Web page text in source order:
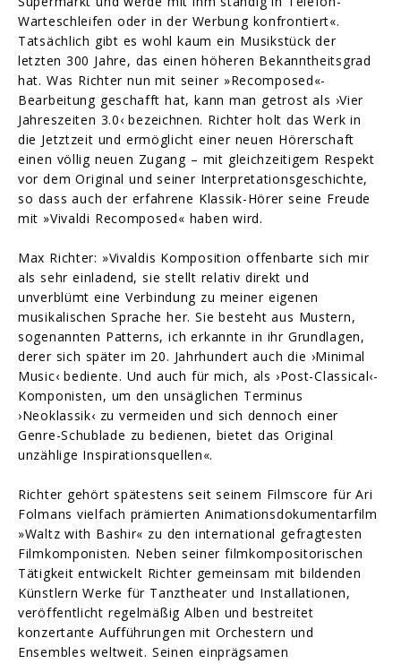
Warteschleifen oder in der Werbung konfrontiert«.
Tatsächlich gibt es wohl kaum ein Musikstück der
letzten 300 Jahre, das einen höheren Bekanntheitsgrad
hat. Was Richter nun mit seiner »Recomposed«-
Bearbeitung geschafft hat, kann man getrost als ›Vier
Jahreszeiten 3.0‹ bezeichnen. Richter holt das Werk in
die Jetztzeit und ermöglicht einer neuen Hörerschaft
einen völlig neuen Zugang – mit gleichzeitigem Respekt
vor dem Original und seiner Interpretationsgeschichte,
so dass auch der erfahrene Klassik-Hörer seine Freude
mit »Vivaldi Recomposed« haben wird.
Max Richter: »Vivaldis Komposition offenbarte sich mir
als sehr einladend, sie stellt relativ direkt und
unverblümt eine Verbindung zu meiner eigenen
musikalischen Sprache her. Sie besteht aus Mustern,
sogenannten Patterns, ich erkannte in ihr Grundlagen,
derer sich später im 20. Jahrhundert auch die ›Minimal
Music‹ bediente. Und auch für mich, als ›Post-Classical‹-
Komponisten, um den unsäglichen Terminus
›Neoklassik‹ zu vermeiden und sich dennoch einer
Genre-Schublade zu bedienen, bietet das Original
unzählige Inspirationsquellen«.
Richter gehört spätestens seit seinem Filmscore für Ari
Folmans vielfach prämierten Animationsdokumentarfilm
»Waltz with Bashir« zu den international gefragtesten
Filmkomponisten. Neben seiner filmkompositorischen
Tätigkeit entwickelt Richter gemeinsam mit bildenden
Künstlern Werke für Tanztheater und Installationen,
veröffentlicht regelmäßig Alben und bestreitet
konzertante Aufführungen mit Orchestern und
Ensembles weltweit. Seinen einprägsamen